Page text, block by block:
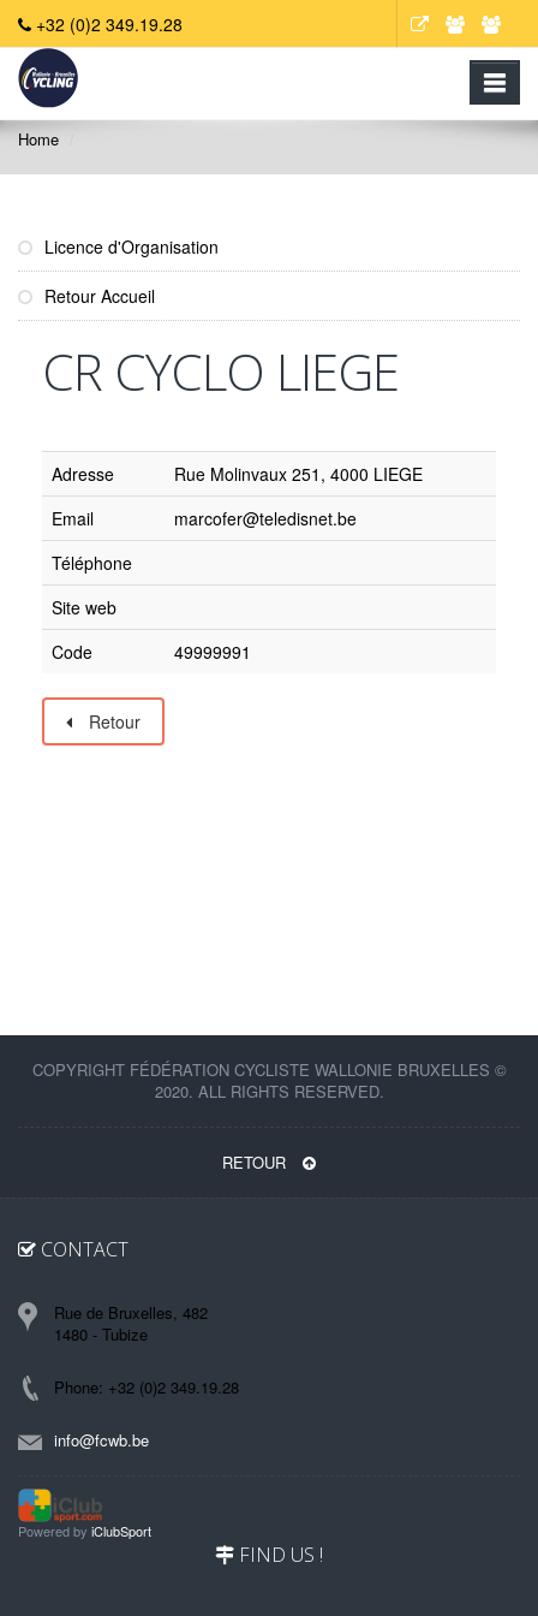
+32 (0)2 349.19.28
Home
Licence d'Organisation
Retour Accueil
CR CYCLO LIEGE
Adresse
Rue Molinvaux 251, 4000 LIEGE
Email
marcofer@teledisnet.be
Téléphone
Site web
Code
49999991
Retour
COPYRIGHT FÉDÉRATION CYCLISTE WALLONIE BRUXELLES ©
2020. ALL RIGHTS RESERVED.
RETOUR
CONTACT
Rue de Bruxelles, 482
1480 - Tubize
Phone: +32 (0)2 349.19.28
info@fcwb.be
Powered by iClubSport
FIND US !